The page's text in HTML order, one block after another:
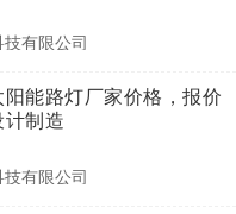
有限公司
能路灯厂家价格，报价
制造
有限公司